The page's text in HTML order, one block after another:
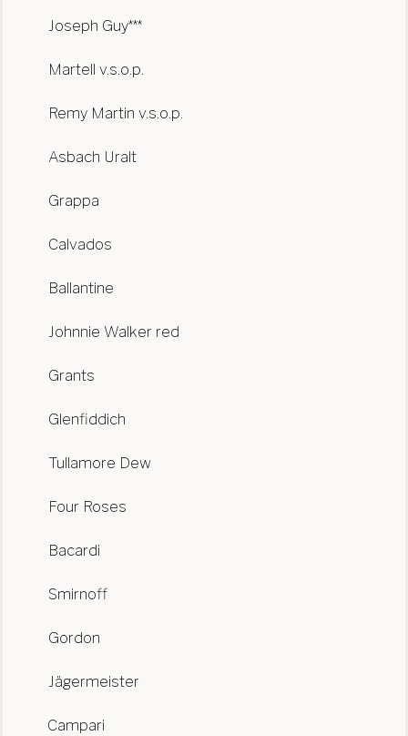
Joseph Guy***
Martell v.s.o.p.
Remy Martin v.s.o.p.
Asbach Uralt
Grappa
Calvados
Ballantine
Johnnie Walker red
Grants
Glenfiddich
Tullamore Dew
Four Roses
Bacardi
Smirnoff
Gordon
Jägermeister
Campari